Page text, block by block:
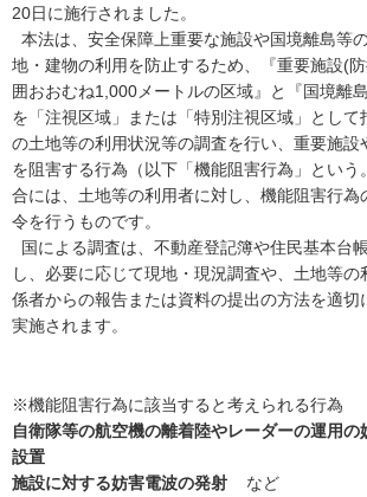
20日に施行されました。
本法は、安全保障上重要な施設や国境離島等
地・建物の利用を防止するため、『重要施設(
囲おおむね1,000メートルの区域』と『国境離
を「注視区域」または「特別注視区域」として
の土地等の利用状況等の調査を行い、重要施設
を阻害する行為（以下「機能阻害行為」という
合には、土地等の利用者に対し、機能阻害行為
令を行うものです。
国による調査は、不動産登記簿や住民基本台
し、必要に応じて現地・現況調査や、土地等の
係者からの報告または資料の提出の方法を適切
実施されます。
※機能阻害行為に該当すると考えられる行為
自衛隊等の航空機の離着陸やレーダーの運用の
設置
施設に対する妨害電波の発射 など